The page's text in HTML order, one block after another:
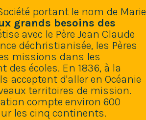
portant le nom de Marie
grands besoins des
avec le Père Jean Claude
déchristianisée, les Pères
missions dans les
des écoles. En 1836, à la
acceptent d'aller en Océanie
territoires de mission.
compte environ 600
les cinq continents.